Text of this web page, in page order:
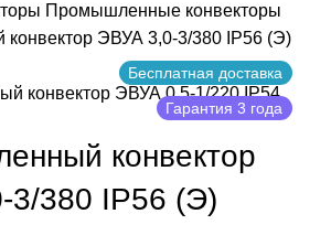
Промышленные конвекторы
ЭВУА 3,0-3/380 IP56 (Э)
Бесплатная доставка
Гарантия 3 года
конвектор
380 IP56 (Э)